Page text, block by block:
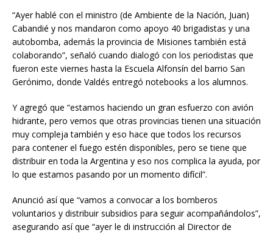
“Ayer hablé con el ministro (de Ambiente de la Nación, Juan)
Cabandié y nos mandaron como apoyo 40 brigadistas y una
autobomba, además la provincia de Misiones también está
colaborando”, señaló cuando dialogó con los periodistas que
fueron este viernes hasta la Escuela Alfonsín del barrio San
Gerónimo, donde Valdés entregó notebooks a los alumnos.
Y agregó que “estamos haciendo un gran esfuerzo con avión
hidrante, pero vemos que otras provincias tienen una situación
muy compleja también y eso hace que todos los recursos
para contener el fuego estén disponibles, pero se tiene que
distribuir en toda la Argentina y eso nos complica la ayuda, por
lo que estamos pasando por un momento difícil”.
Anunció así que “vamos a convocar a los bomberos
voluntarios y distribuir subsidios para seguir acompañándolos”,
asegurando así que “ayer le di instrucción al Director de